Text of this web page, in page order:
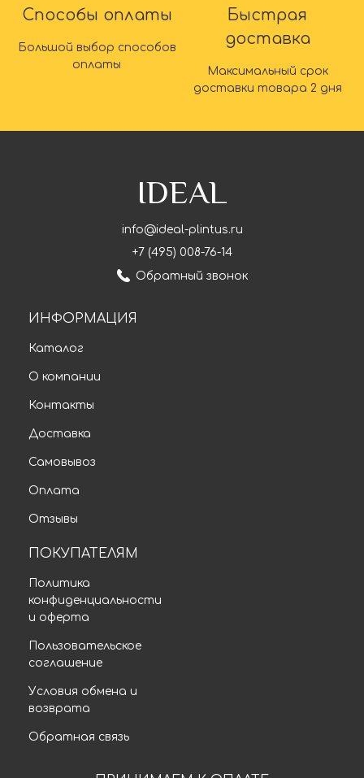
Способы оплаты
Большой выбор способов
оплаты
Быстрая
доставка
Максимальный срок
доставки товара 2 дня
IDEAL
info@ideal-plintus.ru
+7 (495) 008-76-14
Обратный звонок
ИНФОРМАЦИЯ
Каталог
О компании
Контакты
Доставка
Самовывоз
Оплата
Отзывы
ПОКУПАТЕЛЯМ
Политика
конфиденциальности
и оферта
Пользовательское
соглашение
Условия обмена и
возврата
Обратная связь